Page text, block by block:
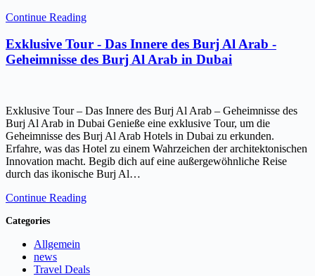
Continue Reading
Exklusive Tour - Das Innere des Burj Al Arab -
Geheimnisse des Burj Al Arab in Dubai
Exklusive Tour – Das Innere des Burj Al Arab – Geheimnisse des
Burj Al Arab in Dubai Genieße eine exklusive Tour, um die
Geheimnisse des Burj Al Arab Hotels in Dubai zu erkunden.
Erfahre, was das Hotel zu einem Wahrzeichen der architektonischen
Innovation macht. Begib dich auf eine außergewöhnliche Reise
durch das ikonische Burj Al…
Continue Reading
Categories
Allgemein
news
Travel Deals